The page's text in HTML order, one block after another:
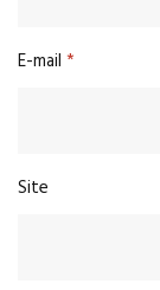
E-mail *
Site